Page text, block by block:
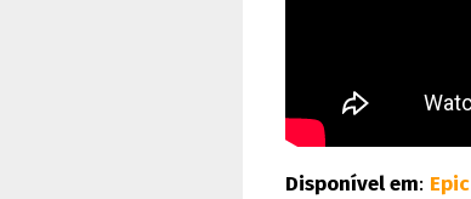
Disponível em: Epic